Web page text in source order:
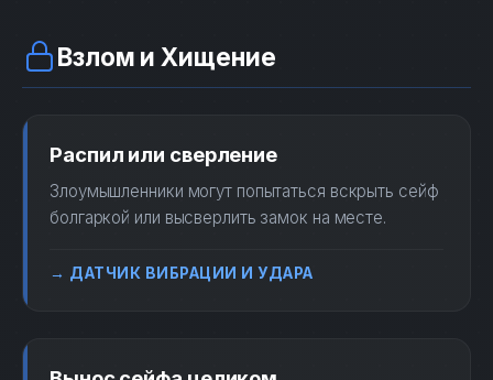
Взлом и Хищение
Распил или сверление
Злоумышленники могут попытаться вскрыть сейф
болгаркой или высверлить замок на месте.
→ ДАТЧИК ВИБРАЦИИ И УДАРА